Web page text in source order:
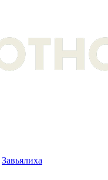
Завьялиха